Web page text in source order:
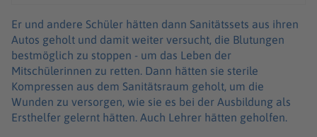
Er und andere Schüler hätten dann Sanitätssets aus ihren
Autos geholt und damit weiter versucht, die Blutungen
bestmöglich zu stoppen - um das Leben der
Mitschülerinnen zu retten. Dann hätten sie sterile
Kompressen aus dem Sanitätsraum geholt, um die
Wunden zu versorgen, wie sie es bei der Ausbildung als
Ersthelfer gelernt hätten. Auch Lehrer hätten geholfen.